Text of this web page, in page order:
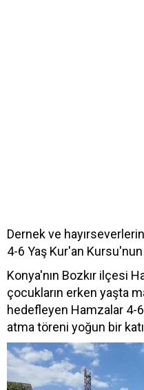
Dernek ve
4-6 Yaş Kur'an Kursu'nun
Konya'nın Bozkır ilçesi
çocukların erken yaşta
hedefleyen Hamzalar 4-
atma töreni yoğun bir